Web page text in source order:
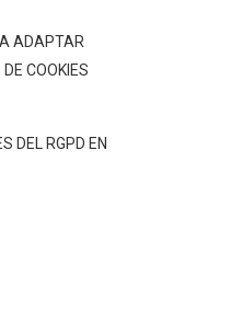
ADAPTAR
COOKIES
DEL RGPD EN